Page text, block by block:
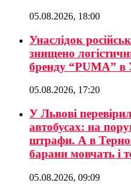
05.08.2026, 18:00
Унаслідок
знищено
бренду “PUMA” в
05.08.2026, 17:20
У Львові
автобусах: на
штрафи. А в
барани мовчать і
05.08.2026, 09:09